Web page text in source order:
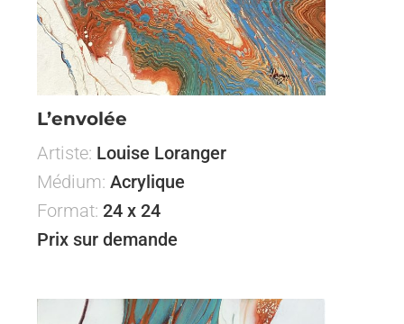
L’envolée
Artiste: Louise Loranger
Médium: Acrylique
Format: 24 x 24
Prix sur demande